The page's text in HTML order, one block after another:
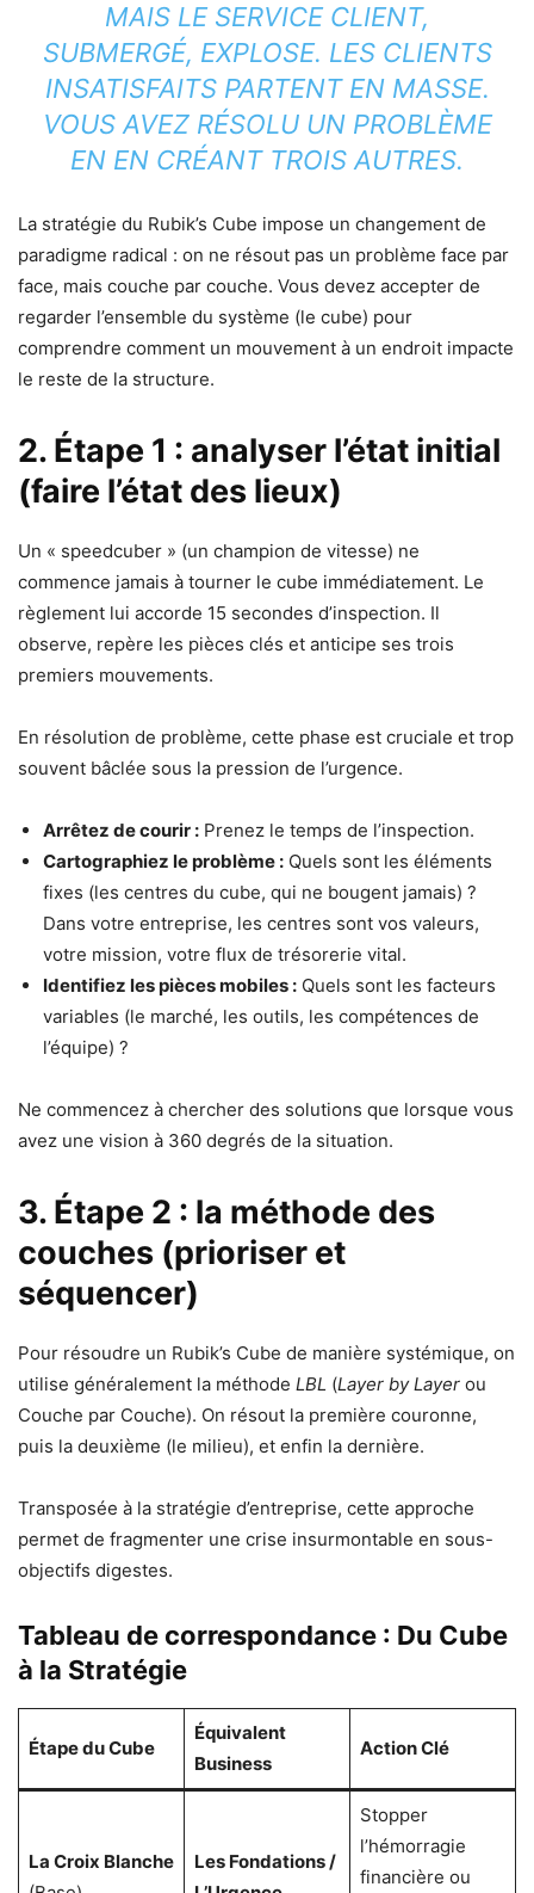
MAIS LE SERVICE CLIENT,
SUBMERGÉ, EXPLOSE. LES CLIENTS
INSATISFAITS PARTENT EN MASSE.
VOUS AVEZ RÉSOLU UN PROBLÈME
EN EN CRÉANT TROIS AUTRES.
La stratégie du Rubik’s Cube impose un changement de
paradigme radical : on ne résout pas un problème face par
face, mais couche par couche. Vous devez accepter de
regarder l’ensemble du système (le cube) pour
comprendre comment un mouvement à un endroit impacte
le reste de la structure.
2. Étape 1 : analyser l’état initial
(faire l’état des lieux)
Un « speedcuber » (un champion de vitesse) ne
commence jamais à tourner le cube immédiatement. Le
règlement lui accorde 15 secondes d’inspection. Il
observe, repère les pièces clés et anticipe ses trois
premiers mouvements.
En résolution de problème, cette phase est cruciale et trop
souvent bâclée sous la pression de l’urgence.
Arrêtez de courir : Prenez le temps de l’inspection.
Cartographiez le problème : Quels sont les éléments
fixes (les centres du cube, qui ne bougent jamais) ?
Dans votre entreprise, les centres sont vos valeurs,
votre mission, votre flux de trésorerie vital.
Identifiez les pièces mobiles : Quels sont les facteurs
variables (le marché, les outils, les compétences de
l’équipe) ?
Ne commencez à chercher des solutions que lorsque vous
avez une vision à 360 degrés de la situation.
3. Étape 2 : la méthode des
couches (prioriser et
séquencer)
Pour résoudre un Rubik’s Cube de manière systémique, on
utilise généralement la méthode LBL (Layer by Layer ou
Couche par Couche). On résout la première couronne,
puis la deuxième (le milieu), et enfin la dernière.
Transposée à la stratégie d’entreprise, cette approche
permet de fragmenter une crise insurmontable en sous-
objectifs digestes.
Tableau de correspondance : Du Cube
à la Stratégie
Étape du Cube
Équivalent
Business
Action Clé
La Croix Blanche
Les Fondations /
Stopper
l’hémorragie
financière ou